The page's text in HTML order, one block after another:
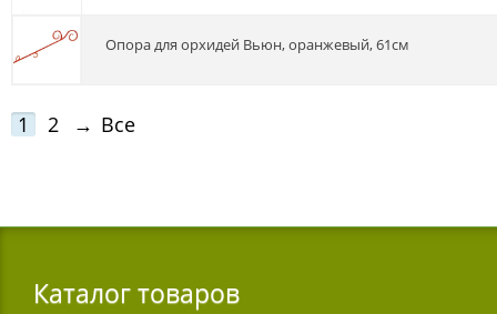
Опора для орхидей Вьюн, оранжевый, 61см
1 2 → Все
Каталог товаров